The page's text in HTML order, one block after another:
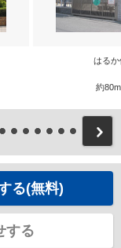
はるか
約
る(無料)
する